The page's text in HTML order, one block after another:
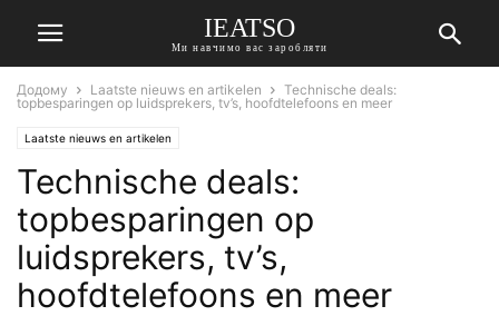
IEATSO
Ми навчимо вас заробляти
Додому Laatste nieuws en artikelen
Technische deals:
topbesparingen op luidsprekers, tv’s, hoofdtelefoons en meer
Laatste nieuws en artikelen
Technische deals:
topbesparingen op
luidsprekers, tv’s,
hoofdtelefoons en meer